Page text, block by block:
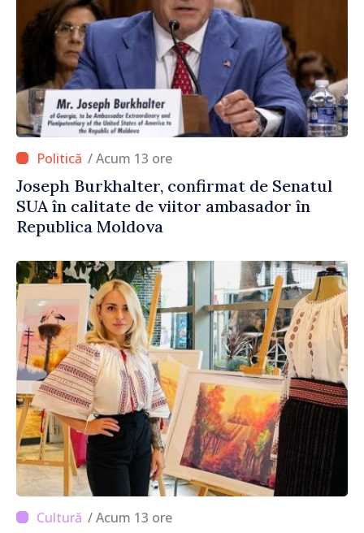
/ Acum 13 ore
Joseph Burkhalter, confirmat de Senatul
SUA în calitate de viitor ambasador în
Republica Moldova
/ Acum 13 ore